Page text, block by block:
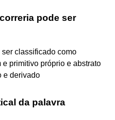
pode ser
classificado como
primitivo próprio e abstrato
e derivado​
da palavra